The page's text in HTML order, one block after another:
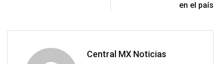
en el país
Central MX Noticias